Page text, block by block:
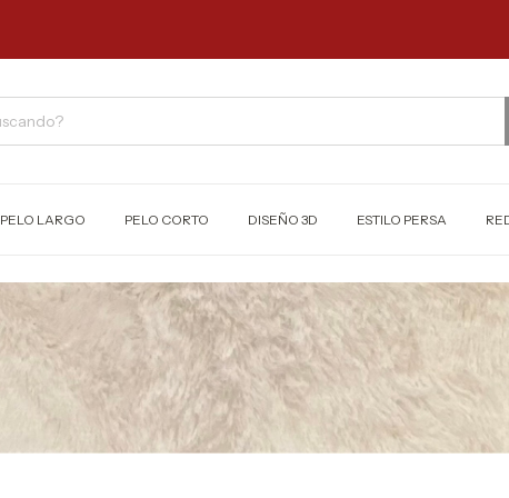
PELO LARGO PELO CORTO DISEÑO 3D ESTILO PERSA